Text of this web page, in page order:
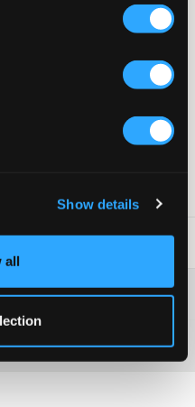
Show details
all
T-shirten har en rund